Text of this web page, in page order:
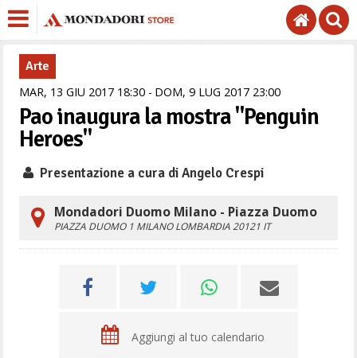
Arte
MAR, 13 GIU 2017 1830 DOM,9 LUG 2017 2300
Pao inaugura la mostra "Penguin
Heroes"
Presentazione a cura di Angelo Crespi
Mondadori Duomo Milano - Piazza Duomo
PIAZZA DUOMO 1 MILANO LOMBARDIA 20121 IT
Aggiungi al tuo calendario